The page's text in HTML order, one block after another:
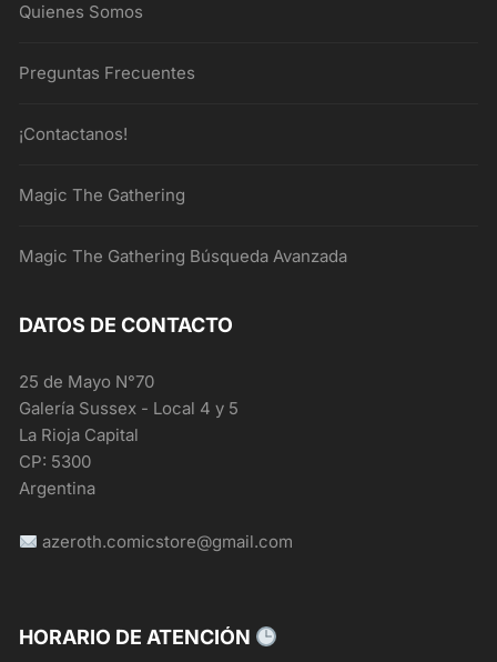
Quienes Somos
Preguntas Frecuentes
¡Contactanos!
Magic The Gathering
Magic The Gathering Búsqueda Avanzada
DATOS DE CONTACTO
25 de Mayo N°70
Galería Sussex - Local 4 y 5
La Rioja Capital
CP: 5300
Argentina
azeroth.comicstore@gmail.com
HORARIO DE ATENCIÓN